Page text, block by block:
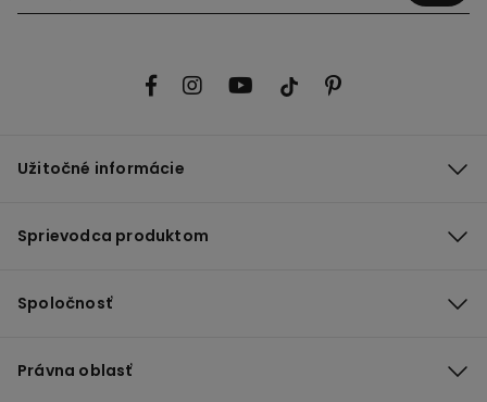
Užitočné informácie
Sprievodca produktom
Spoločnosť
Právna oblasť